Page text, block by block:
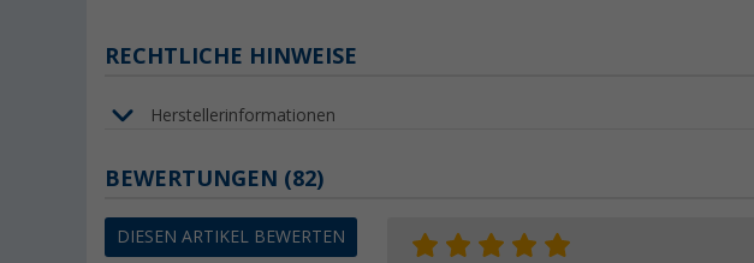
RECHTLICHE HINWEISE
Herstellerinformationen
BEWERTUNGEN (82)
DIESEN ARTIKEL BEWERTEN